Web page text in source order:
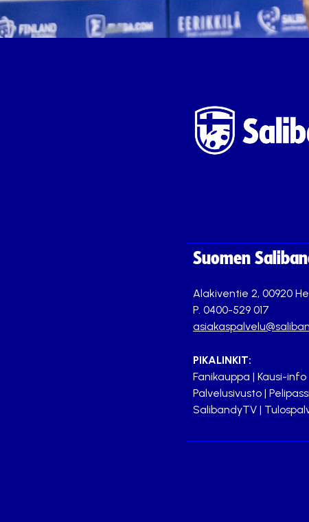
Suomen
Alakiventie 2, 00920
P. 0400-529 017
PIKALINKIT:
Fanikauppa | Kausi-info
Palvelusivusto |
SalibandyTV |